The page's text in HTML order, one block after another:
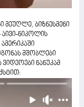
მეუღლე, ბიზნესმენი
ნიკოლის
მშობლები
ნანუკამ